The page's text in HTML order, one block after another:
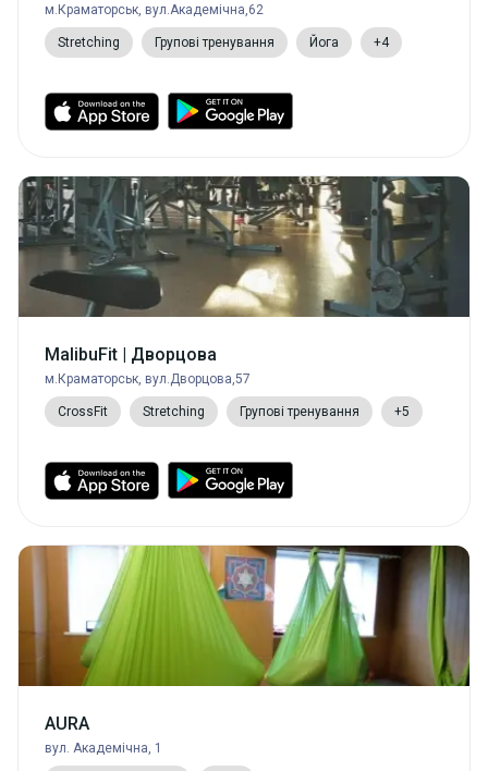
м.Краматорськ, вул.Академічна,62
Stretching Групові тренування Йога +4
MalibuFit | Дворцова
м.Краматорськ, вул.Дворцова,57
CrossFit Stretching Групові тренування +5
AURA
вул. Академічна, 1